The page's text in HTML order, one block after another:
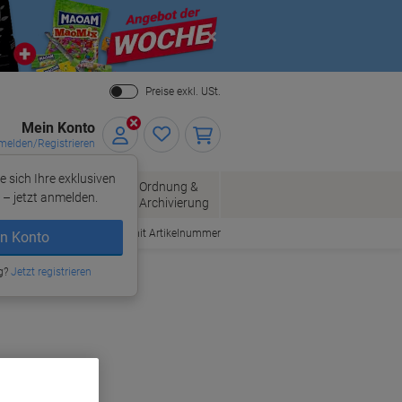
Close
Preise exkl. USt.
Mein Konto
Registrieren
sich Ihre exklusiven
jetzt anmelden.
Konto
Jetzt registrieren
Bürobedarf
Ordnung &
Archivierung
Bestellen mit Artikelnummer